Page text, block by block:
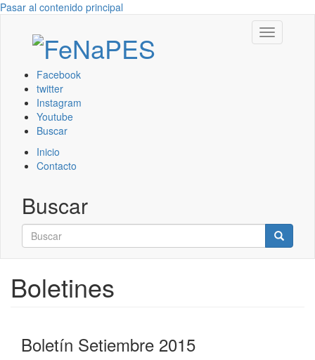
Pasar al contenido principal
Toggle
navigation
Facebook
twitter
Instagram
Youtube
Buscar
Inicio
Contacto
Buscar
Buscar Buscar
Boletines
Boletín Setiembre 2015